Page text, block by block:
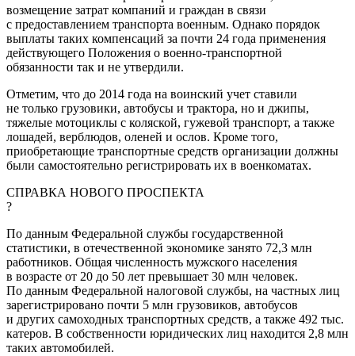
возмещение затрат компаний и граждан в связи
с предоставлением транспорта военным. Однако порядок
выплаты таких компенсаций за почти 24 года применения
действующего Положения о военно-транспортной
обязанности так и не утвердили.
Отметим, что до 2014 года на воинский учет ставили
не только грузовики, автобусы и трактора, но и джипы,
тяжелые мотоциклы с коляской, гужевой транспорт, а также
лошадей, верблюдов, оленей и ослов. Кроме того,
приобретающие транспортные средств организации должны
были самостоятельно регистрировать их в военкоматах.
СПРАВКА НОВОГО ПРОСПЕКТА
?
По данным Федеральной службы государственной
статистики, в отечественной экономике занято 72,3 млн
работников. Общая численность мужского населения
в возрасте от 20 до 50 лет превышает 30 млн человек.
По данным Федеральной налоговой службы, на частных лиц
зарегистрировано почти 5 млн грузовиков, автобусов
и других самоходных транспортных средств, а также 492 тыс.
катеров. В собственности юридических лиц находится 2,8 млн
таких автомобилей.